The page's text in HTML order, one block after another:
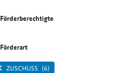
Förderberechtigte
Förderart
ZUSCHUSS (6)